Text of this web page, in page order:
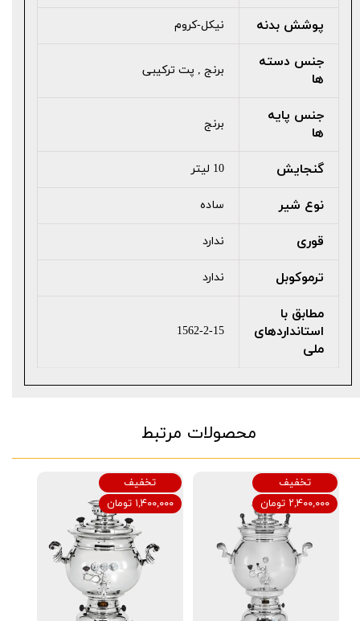
پوشش بدنه نیکل-کروم
جنس دسته
ها
برنج , پت ترکیبی
جنس پایه
ها
برنج
گنجایش 10 لیتر
نوع شیر ساده
قوری ندارد
ترموکوبل ندارد
مطابق با
استانداردهای
ملی
1562-2-15
محصولات مرتبط
تخفیف
۱,۴۰۰,۰۰۰ تومان
تخفیف
۲,۴۰۰,۰۰۰ تومان